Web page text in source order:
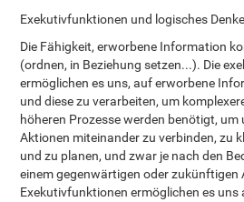
Exekutivfunktionen und logisches
Die Fähigkeit, erworbene Information
(ordnen, in Beziehung setzen...). Die
ermöglichen es uns, auf erworbene
und diese zu verarbeiten, um
höheren Prozesse werden benötigt, um
Aktionen miteinander zu verbinden, zu
und zu planen, und zwar je nach den
einem gegenwärtigen oder zukünftigen
Exekutivfunktionen ermöglichen es uns